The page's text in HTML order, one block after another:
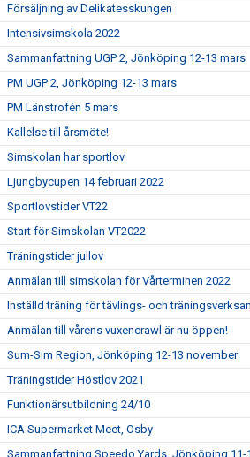
Försäljning av Delikatesskungen
Intensivsimskola 2022
Sammanfattning UGP 2, Jönköping 12-13 mars
PM UGP 2, Jönköping 12-13 mars
PM Länstrofén 5 mars
Kallelse till årsmöte!
Simskolan har sportlov
Ljungbycupen 14 februari 2022
Sportlovstider VT22
Start för Simskolan VT2022
Träningstider jullov
Anmälan till simskolan för Vårterminen 2022
Inställd träning för tävlings- och
Anmälan till vårens vuxencrawl är nu öppen!
Sum-Sim Region, Jönköping 12-13 november
Träningstider Höstlov 2021
Funktionärsutbildning 24/10
ICA Supermarket Meet, Osby
Sammanfattning Speedo Yards, Jönköping 11-